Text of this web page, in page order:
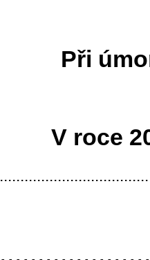
Při
V roce